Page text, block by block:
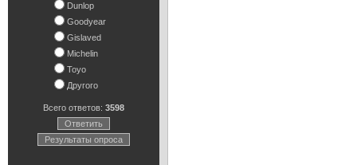
Dunlop
Goodyear
Gislaved
Michelin
Toyo
Другого
Всего ответов: 3598
Ответить
Результаты опроса